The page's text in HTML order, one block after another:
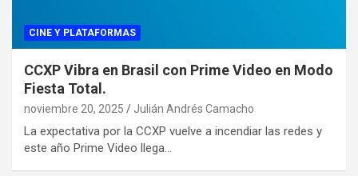
CINE Y PLATAFORMAS
CCXP Vibra en Brasil con Prime Video en Modo
Fiesta Total.
noviembre 20, 2025 Julián Andrés Camacho
La expectativa por la CCXP vuelve a incendiar las redes y
este año Prime Video llega…